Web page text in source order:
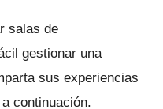
salas de
gestionar una
sus experiencias
continuación.